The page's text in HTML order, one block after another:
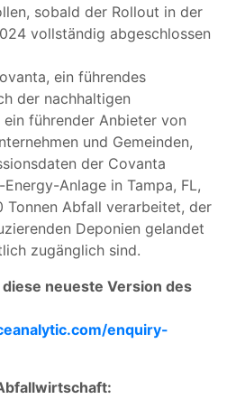
sobald der Rollout in der
vollständig abgeschlossen
ein führendes
der nachhaltigen
führender Anbieter von
und Gemeinden,
der Covanta
Anlage in Tampa, FL,
Tonnen Abfall verarbeitet, der
Deponien gelandet
zugänglich sind.
neueste Version des
enquiry-